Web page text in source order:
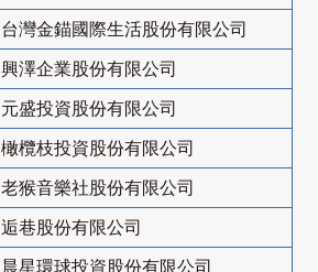
台灣金錨國際生活股份有限公司
興澤企業股份有限公司
元盛投資股份有限公司
橄欖枝投資股份有限公司
老猴音樂社股份有限公司
逅巷股份有限公司
晨星環球投資股份有限公司